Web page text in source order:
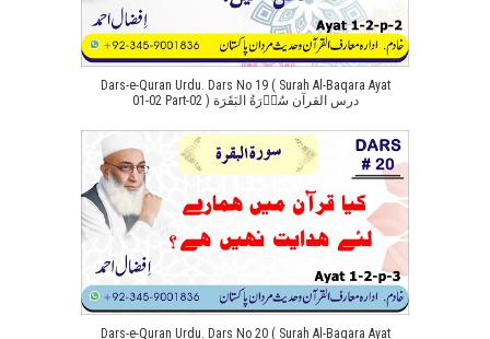
Dars-e-Quran Urdu. Dars No 19 ( Surah Al-Baqara Ayat
01-02 Part-02 ) درس القرآن سُوۡرَةُ البَقَرَة
Dars-e-Quran Urdu. Dars No 20 ( Surah Al-Baqara Ayat